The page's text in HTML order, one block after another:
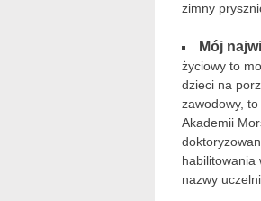
zimny
Mój
życiowy to
dzieci na
zawodowy,
Akademii
habilitowania
nazwy